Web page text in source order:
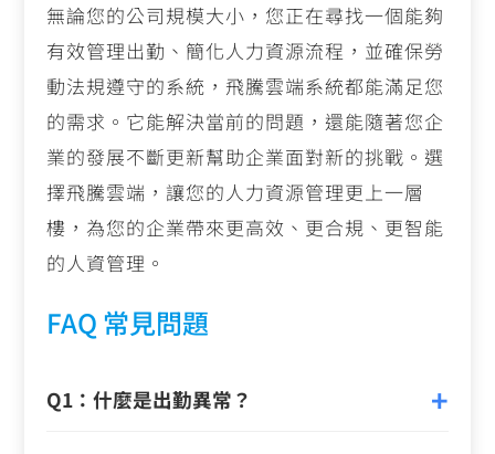
無論您的公司規模大小，您正在尋找一個能夠
有效管理出勤、簡化人力資源流程，並確保勞
動法規遵守的系統，飛騰雲端系統都能滿足您
的需求。它能解決當前的問題，還能隨著您企
業的發展不斷更新幫助企業面對新的挑戰。選
擇飛騰雲端，讓您的人力資源管理更上一層
樓，為您的企業帶來更高效、更合規、更智能
的人資管理。
FAQ 常見問題
Q1：什麼是出勤異常？